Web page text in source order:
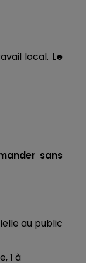
local. Le
sans
au public
1 à